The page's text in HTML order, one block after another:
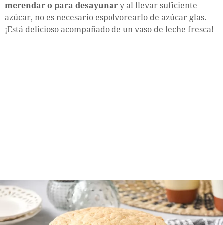
merendar o para desayunar y al llevar suficiente
azúcar, no es necesario espolvorearlo de azúcar glas.
¡Está delicioso acompañado de un vaso de leche fresca!